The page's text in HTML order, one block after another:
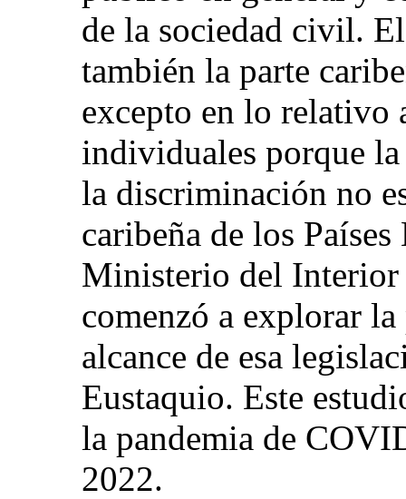
de la sociedad civil.
también la parte
excepto en lo relativo
individuales porque
la discriminación no
caribeña de los
Ministerio del Interior
comenzó a explorar
alcance de esa
Eustaquio. Este
la pandemia de
2022.